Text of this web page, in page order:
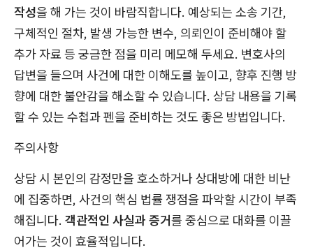
작성을 해 가는 것이 바람직합니다. 예상되는 소송 기간,
구체적인 절차, 발생 가능한 변수, 의뢰인이 준비해야 할
추가 자료 등 궁금한 점을 미리 메모해 두세요. 변호사의
답변을 들으며 사건에 대한 이해도를 높이고, 향후 진행 방
향에 대한 불안감을 해소할 수 있습니다. 상담 내용을 기록
할 수 있는 수첩과 펜을 준비하는 것도 좋은 방법입니다.
주의사항
상담 시 본인의 감정만을 호소하거나 상대방에 대한 비난
에 집중하면, 사건의 핵심 법률 쟁점을 파악할 시간이 부족
해집니다. 객관적인 사실과 증거를 중심으로 대화를 이끌
어가는 것이 효율적입니다.